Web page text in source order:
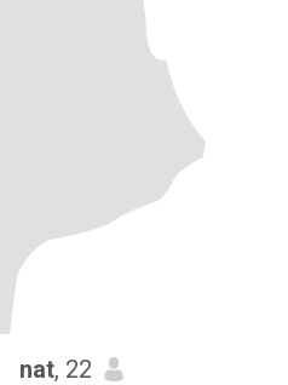
nat, 22